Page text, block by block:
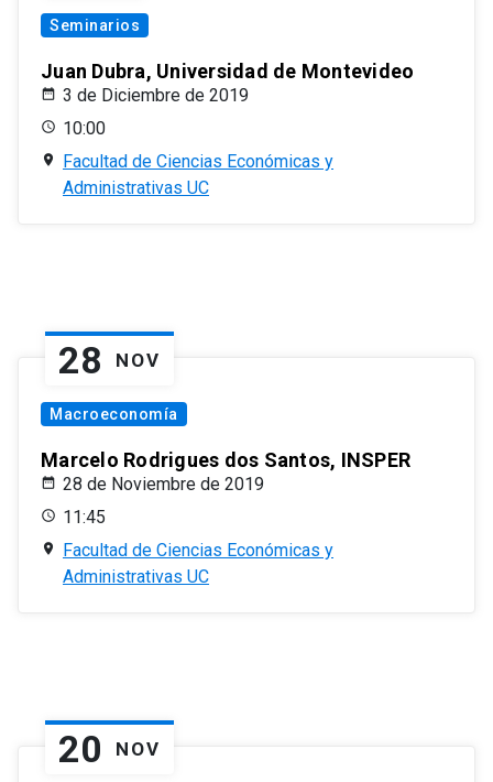
Seminarios
Juan Dubra, Universidad de Montevideo
3 de Diciembre de 2019
10:00
Facultad de Ciencias Económicas y
Administrativas UC
28 NOV
Macroeconomía
Marcelo Rodrigues dos Santos, INSPER
28 de Noviembre de 2019
11:45
Facultad de Ciencias Económicas y
Administrativas UC
20 NOV